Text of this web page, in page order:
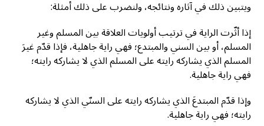
ويتبين ذلك في آثاره ونتائجه، ولنضرب على ذلك أمثلة:
إذا أثّرت الراية في ترتيب أولويات العلاقة بين المسلم وغير
المسلم، أو بين السني والمبتدع؛ فهي راية جاهلية، فإذا قدّم غيرَ
المسلم الذي يشاركه رايته على المسلم الذي لا يشاركه رايته؛
فهي راية جاهلية.
وإذا قدّم المبتدعَ الذي يشاركه رايته على السنّي الذي لا يشاركه
رايته؛ فهي راية جاهلية.